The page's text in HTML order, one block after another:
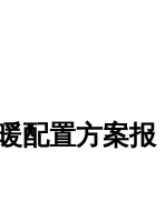
配置方案报